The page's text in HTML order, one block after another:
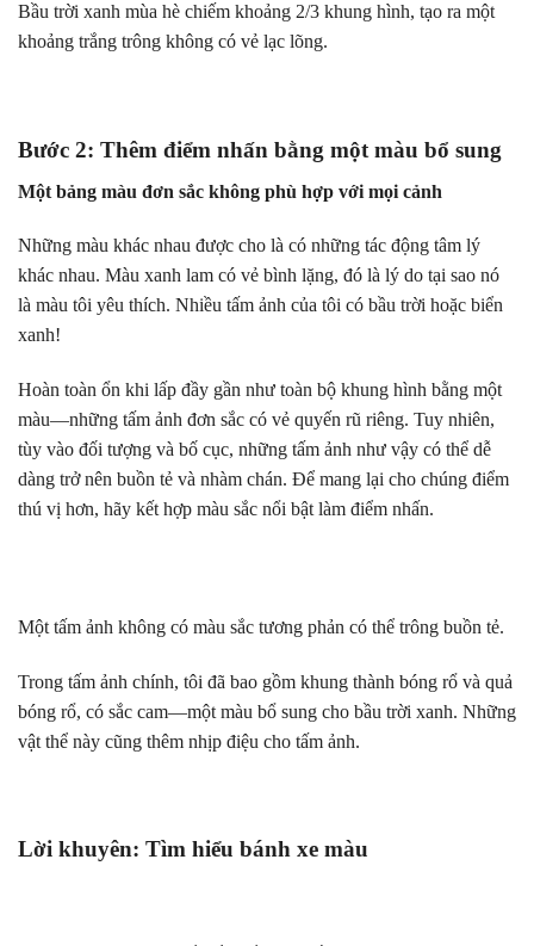
Bầu trời xanh mùa hè chiếm khoảng 2/3 khung hình, tạo ra một
khoảng trắng trông không có vẻ lạc lõng.
Bước 2: Thêm điểm nhấn bằng một màu bổ sung
Một bảng màu đơn sắc không phù hợp với mọi cảnh
Những màu khác nhau được cho là có những tác động tâm lý
khác nhau. Màu xanh lam có vẻ bình lặng, đó là lý do tại sao nó
là màu tôi yêu thích. Nhiều tấm ảnh của tôi có bầu trời hoặc biển
xanh!
Hoàn toàn ổn khi lấp đầy gần như toàn bộ khung hình bằng một
màu—những tấm ảnh đơn sắc có vẻ quyến rũ riêng. Tuy nhiên,
tùy vào đối tượng và bố cục, những tấm ảnh như vậy có thể dễ
dàng trở nên buồn tẻ và nhàm chán. Để mang lại cho chúng điểm
thú vị hơn, hãy kết hợp màu sắc nổi bật làm điểm nhấn.
Một tấm ảnh không có màu sắc tương phản có thể trông buồn tẻ.
Trong tấm ảnh chính, tôi đã bao gồm khung thành bóng rổ và quả
bóng rổ, có sắc cam—một màu bổ sung cho bầu trời xanh. Những
vật thể này cũng thêm nhịp điệu cho tấm ảnh.
Lời khuyên: Tìm hiểu bánh xe màu